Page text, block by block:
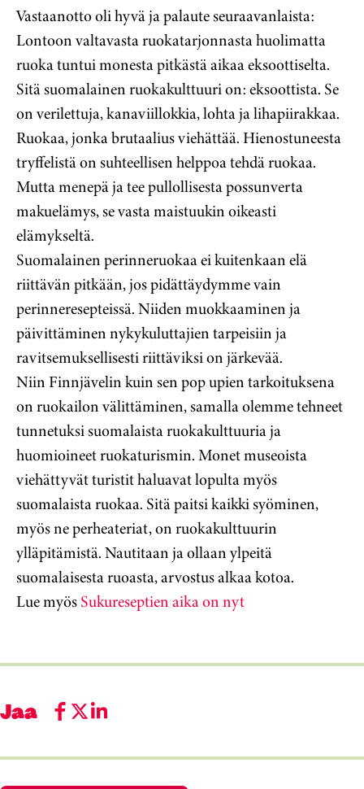
Vastaanotto oli hyvä ja palaute seuraavanlaista:
Lontoon valtavasta ruokatarjonnasta huolimatta
ruoka tuntui monesta pitkästä aikaa eksoottiselta.
Sitä suomalainen ruokakulttuuri on: eksoottista. Se
on verilettuja, kanaviillokkia, lohta ja lihapiirakkaa.
Ruokaa, jonka brutaalius viehättää. Hienostuneesta
tryffelistä on suhteellisen helppoa tehdä ruokaa.
Mutta menepä ja tee pullollisesta possunverta
makuelämys, se vasta maistuukin oikeasti
elämykseltä.
Suomalainen perinneruokaa ei kuitenkaan elä
riittävän pitkään, jos pidättäydymme vain
perinneresepteissä. Niiden muokkaaminen ja
päivittäminen nykykuluttajien tarpeisiin ja
ravitsemuksellisesti riittäviksi on järkevää.
Niin Finnjävelin kuin sen pop upien tarkoituksena
on ruokailon välittäminen, samalla olemme tehneet
tunnetuksi suomalaista ruokakulttuuria ja
huomioineet ruokaturismin. Monet museoista
viehättyvät turistit haluavat lopulta myös
suomalaista ruokaa. Sitä paitsi kaikki syöminen,
myös ne perheateriat, on ruokakulttuurin
ylläpitämistä. Nautitaan ja ollaan ylpeitä
suomalaisesta ruoasta, arvostus alkaa kotoa.
Lue myösSukureseptien aika on nyt
Jaa